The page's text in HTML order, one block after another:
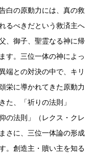
白の原動力には、真の救
るべきだという救済主へ
、御子、聖霊なる神に帰
す。三位一体の神によっ
端との対決の中で、キリ
栄に導かれてきた原動力
た、「祈りの法則」
の法則」（レクス・クレ
さに、三位一体論の形成
。創造主・贖い主を知る